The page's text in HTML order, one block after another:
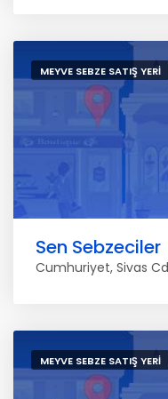
MEYVE SEBZE SATIŞ YERI
Sen Sebzeciler
Cumhuriyet, Sivas
MEYVE SEBZE SATIŞ YERI